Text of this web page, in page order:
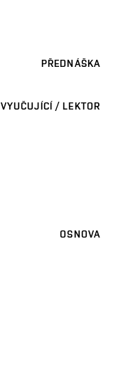
PŘEDNÁŠKA
VYUČUJÍCÍ / LEKTOR
OSNOVA